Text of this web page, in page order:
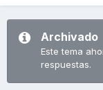
Archivado
Este tema
respuestas.